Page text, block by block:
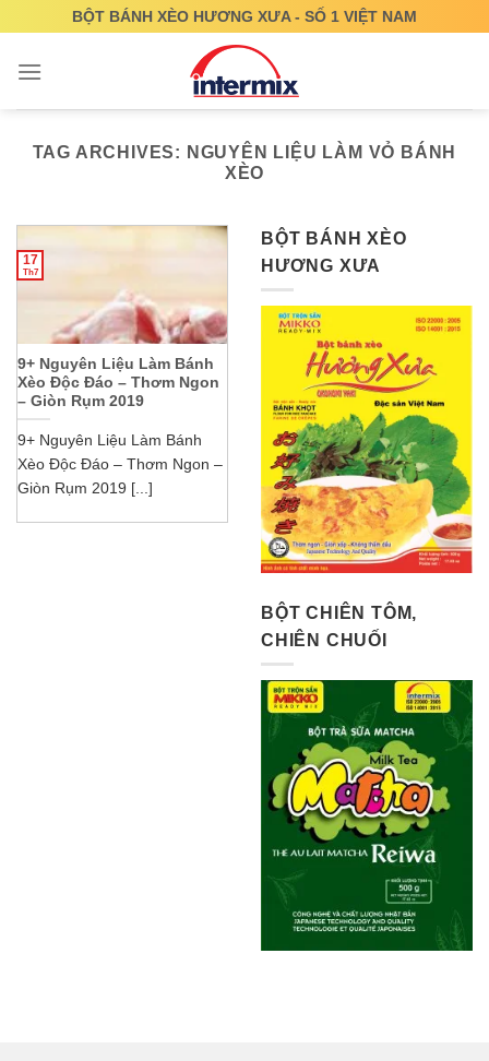
content
BỘT BÁNH XÈO HƯƠNG XƯA - SỐ 1 VIỆT NAM
TAG ARCHIVES: NGUYÊN LIỆU LÀM VỎ BÁNH
XÈO
9+ Nguyên Liệu Làm Bánh
Xèo Độc Đáo – Thơm Ngon
– Giòn Rụm 2019
9+ Nguyên Liệu Làm Bánh
Xèo Độc Đáo – Thơm Ngon –
Giòn Rụm 2019 [...]
17
Th7
BỘT BÁNH XÈO
HƯƠNG XƯA
BỘT CHIÊN TÔM,
CHIÊN CHUỐI